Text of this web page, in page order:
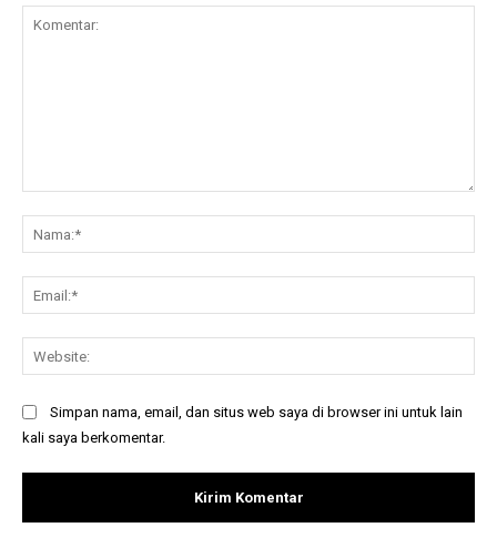
Simpan nama, email, dan situs web saya di browser ini untuk lain
kali saya berkomentar.